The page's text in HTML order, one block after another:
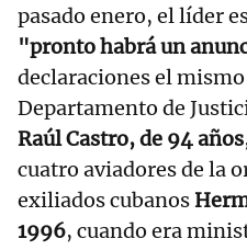
pasado enero, el líder
"pronto habrá un
declaraciones el
Departamento de
Raúl Castro, de 94 años
cuatro aviadores de la
exiliados cubanos
1996, cuando era